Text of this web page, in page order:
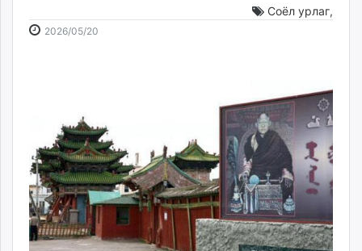
news.mn
zindaa.mn
Livetv.mn
Eguur.mn
24tsag.mn
shuud.mn
eagle.mn
ergelt.mn
Соёл урлаг,
2026/05/20